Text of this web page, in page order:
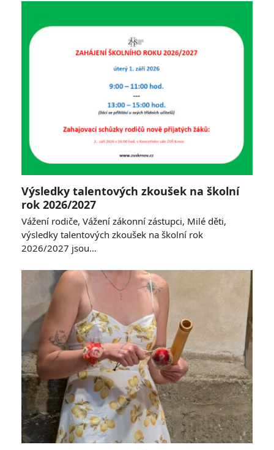
Výsledky talentových zkoušek na školní
rok 2026/2027
Vážení rodiče, Vážení zákonní zástupci, Milé děti,
výsledky talentových zkoušek na školní rok
2026/2027 jsou…